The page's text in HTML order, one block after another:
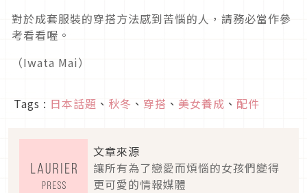
對於成套服裝的穿搭方法感到苦惱的人，請務必當作參
考看看喔。
（Iwata Mai）
Tags : 日本話題 、 秋冬 、 穿搭 、 美女養成 、 配件
文章來源
讓所有為了戀愛而煩惱的女孩們變得
更可愛的情報媒體